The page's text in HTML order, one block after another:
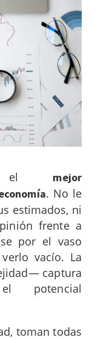
el mejor
. No le
estimados, ni
frente a
por el vaso
vacío. La
captura
potencial
toman todas